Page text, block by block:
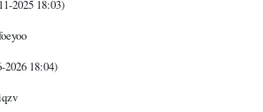
2025 18:03)
18:04)